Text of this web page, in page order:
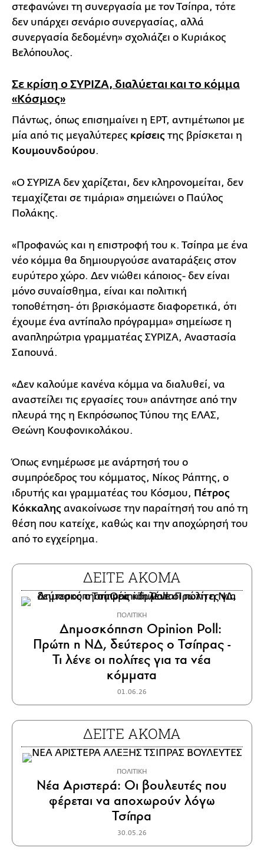
στεφανώνει τη συνεργασία με τον Τσίπρα, τότε
δεν υπάρχει σενάριο συνεργασίας, αλλά
συνεργασία δεδομένη» σχολιάζει ο Κυριάκος
Βελόπουλος.
Σε κρίση ο ΣΥΡΙΖΑ, διαλύεται και το κόμμα
«Κόσμος»
Πάντως, όπως επισημαίνει η ΕΡΤ, αντιμέτωποι με
μία από τις μεγαλύτερες κρίσεις της βρίσκεται η
Κουμουνδούρου.
«Ο ΣΥΡΙΖΑ δεν χαρίζεται, δεν κληρονομείται, δεν
τεμαχίζεται σε τιμάρια» σημειώνει ο Παύλος
Πολάκης.
«Προφανώς και η επιστροφή του κ. Τσίπρα με ένα
νέο κόμμα θα δημιουργούσε αναταράξεις στον
ευρύτερο χώρο. Δεν νιώθει κάποιος- δεν είναι
μόνο συναίσθημα, είναι και πολιτική
τοποθέτηση- ότι βρισκόμαστε διαφορετικά, ότι
έχουμε ένα αντίπαλο πρόγραμμα» σημείωσε η
αναπληρώτρια γραμματέας ΣΥΡΙΖΑ, Αναστασία
Σαπουνά.
«Δεν καλούμε κανένα κόμμα να διαλυθεί, να
αναστείλει τις εργασίες του» απάντησε από την
πλευρά της η Εκπρόσωπος Τύπου της ΕΛΑΣ,
Θεώνη Κουφονικολάκου.
Όπως ενημέρωσε με ανάρτησή του ο
συμπρόεδρος του κόμματος, Νίκος Ράπτης, ο
ιδρυτής και γραμματέας του Κόσμου, Πέτρος
Κόκκαλης ανακοίνωσε την παραίτησή του από τη
θέση που κατείχε, καθώς και την αποχώρησή του
από το εγχείρημα.
ΔΕΙΤΕ ΑΚΟΜΑ
ΠΟΛΙΤΙΚΗ
Δημοσκόπηση Opinion Poll:
Πρώτη η ΝΔ, δεύτερος ο Τσίπρας -
Τι λένε οι πολίτες για τα νέα
κόμματα
01.06.26
ΔΕΙΤΕ ΑΚΟΜΑ
ΠΟΛΙΤΙΚΗ
Νέα Αριστερά: Οι βουλευτές που
φέρεται να αποχωρούν λόγω
Τσίπρα
30.05.26